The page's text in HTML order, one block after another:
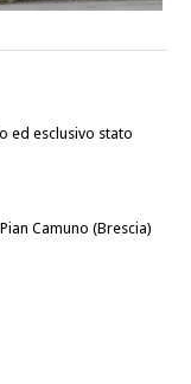
ed esclusivo stato
Camuno (Brescia)